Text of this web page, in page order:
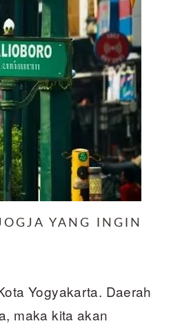
YANG INGIN
Yogyakarta. Daerah
maka kita akan